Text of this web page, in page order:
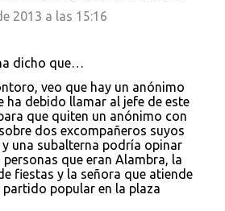
2013 a las 15:16
dicho que…
veo que hay un anónimo
ha debido llamar al jefe de este
que quiten un anónimo con
dos excompañeros suyos
una subalterna podría opinar
personas que eran Alambra, la
fiestas y la señora que atiende
partido popular en la plaza